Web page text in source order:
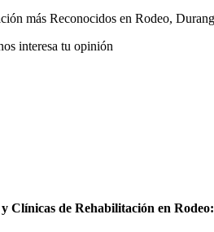
más Reconocidos en Rodeo,
interesa tu opinión
Clínicas de Rehabilitación en Rodeo: